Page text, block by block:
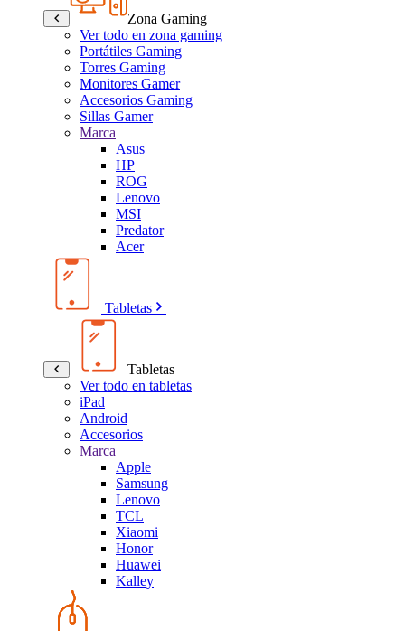
Zona Gaming
Ver todo en zona gaming
Portátiles Gaming
Torres Gaming
Monitores Gamer
Accesorios Gaming
Sillas Gamer
Marca
Asus
HP
ROG
Lenovo
MSI
Predator
Acer
Tabletas
Tabletas
Ver todo en tabletas
iPad
Android
Accesorios
Marca
Apple
Samsung
Lenovo
TCL
Xiaomi
Honor
Huawei
Kalley